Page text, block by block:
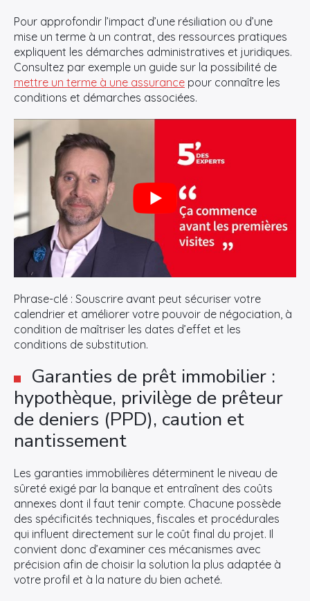
Pour approfondir l’impact d’une résiliation ou d’une
mise un terme à un contrat, des ressources pratiques
expliquent les démarches administratives et juridiques.
Consultez par exemple un guide sur la possibilité de
mettre un terme à une assurance pour connaître les
conditions et démarches associées.
Phrase-clé : Souscrire avant peut sécuriser votre
calendrier et améliorer votre pouvoir de négociation, à
condition de maîtriser les dates d’effet et les
conditions de substitution.
Garanties de prêt immobilier :
hypothèque, privilège de prêteur
de deniers (PPD), caution et
nantissement
Les garanties immobilières déterminent le niveau de
sûreté exigé par la banque et entraînent des coûts
annexes dont il faut tenir compte. Chacune possède
des spécificités techniques, fiscales et procédurales
qui influent directement sur le coût final du projet. Il
convient donc d’examiner ces mécanismes avec
précision afin de choisir la solution la plus adaptée à
votre profil et à la nature du bien acheté.